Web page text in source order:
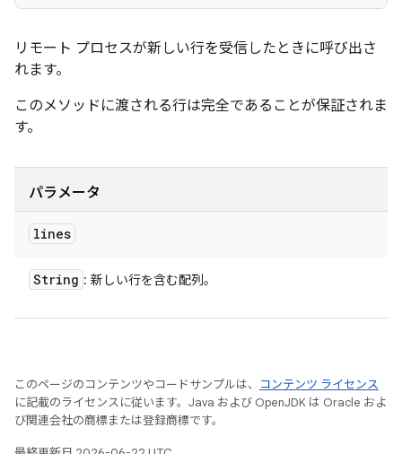
リモート プロセスが新しい行を受信したときに呼び出さ
れます。
このメソッドに渡される行は完全であることが保証されま
す。
パラメータ
lines
String : 新しい行を含む配列。
このページのコンテンツやコードサンプルは、
コンテンツ ライセンス
に記載のライセンスに従います。Java および OpenJDK は Oracle およ
び関連会社の商標または登録商標です。